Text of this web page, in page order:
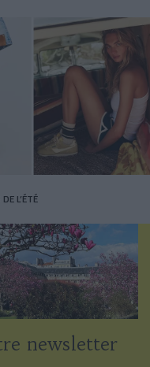
L’ÉTÉ
newsletter